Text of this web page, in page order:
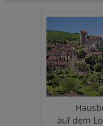
auf dem